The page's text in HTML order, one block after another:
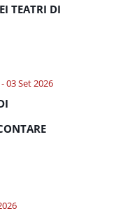
TEATRI DI
- 03 Set 2026